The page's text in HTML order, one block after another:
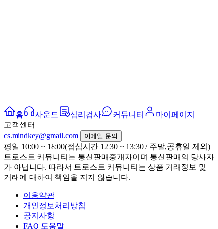
홈 사운드 심리검사 커뮤니티
마이페이지
고객센터
cs.mindkey@gmail.com
이메일 문의
평일 10:00 ~ 18:00(점심시간 12:30 ~ 13:30 / 주말,공휴일 제외)
트로스트 커뮤니티는 통신판매중개자이며 통신판매의 당사자
가 아닙니다. 따라서 트로스트 커뮤니티는 상품 거래정보 및
거래에 대하여 책임을 지지 않습니다.
이용약관
개인정보처리방침
공지사항
FAQ 도움말